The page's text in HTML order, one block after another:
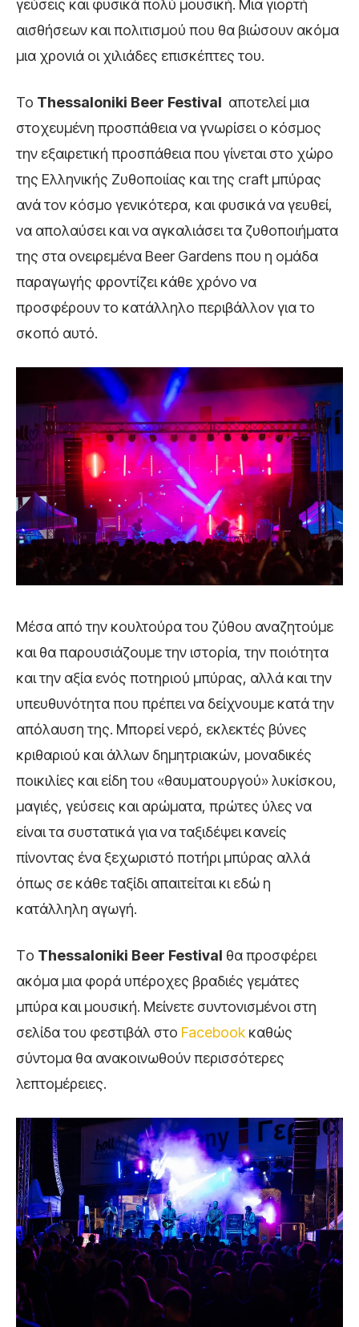
γεύσεις και φυσικά πολύ μουσική. Μια γιορτή
αισθήσεων και πολιτισμού που θα βιώσουν ακόμα
μια χρονιά οι χιλιάδες επισκέπτες του.
Το Thessaloniki Beer Festival αποτελεί μια
στοχευμένη προσπάθεια να γνωρίσει ο κόσμος
την εξαιρετική προσπάθεια που γίνεται στο χώρο
της Ελληνικής Ζυθοποιίας και της craft μπύρας
ανά τον κόσμο γενικότερα, και φυσικά να γευθεί,
να απολαύσει και να αγκαλιάσει τα ζυθοποιήματα
της στα ονειρεμένα Beer Gardens που η ομάδα
παραγωγής φροντίζει κάθε χρόνο να
προσφέρουν το κατάλληλο περιβάλλον για το
σκοπό αυτό.
Μέσα από την κουλτούρα του ζύθου αναζητούμε
και θα παρουσιάζουμε την ιστορία, την ποιότητα
και την αξία ενός ποτηριού μπύρας, αλλά και την
υπευθυνότητα που πρέπει να δείχνουμε κατά την
απόλαυση της. Μπορεί νερό, εκλεκτές βύνες
κριθαριού και άλλων δημητριακών, μοναδικές
ποικιλίες και είδη του «θαυματουργού» λυκίσκου,
μαγιές, γεύσεις και αρώματα, πρώτες ύλες να
είναι τα συστατικά για να ταξιδέψει κανείς
πίνοντας ένα ξεχωριστό ποτήρι μπύρας αλλά
όπως σε κάθε ταξίδι απαιτείται κι εδώ η
κατάλληλη αγωγή.
Tο Thessaloniki Beer Festival θα προσφέρει
ακόμα μια φορά υπέροχες βραδιές γεμάτες
μπύρα και μουσική. Μείνετε συντονισμένοι στη
σελίδα του φεστιβάλ στο Facebook καθώς
σύντομα θα ανακοινωθούν περισσότερες
λεπτομέρειες.